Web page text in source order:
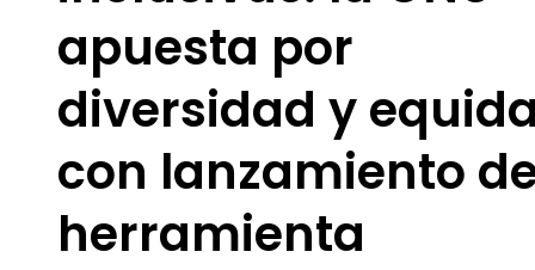
apuesta por
diversidad y
con lanzamiento
herramienta